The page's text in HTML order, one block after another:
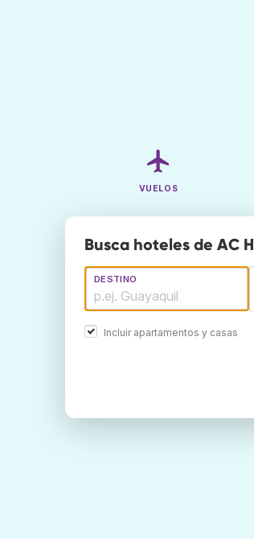
VUELOS
Busca hoteles de AC
DESTINO
Incluir apartamentos y casas